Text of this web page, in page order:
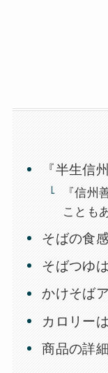
『半生信
『信州
ことも
そばの食
そばつゆ
かけそば
カロリー
商品の詳